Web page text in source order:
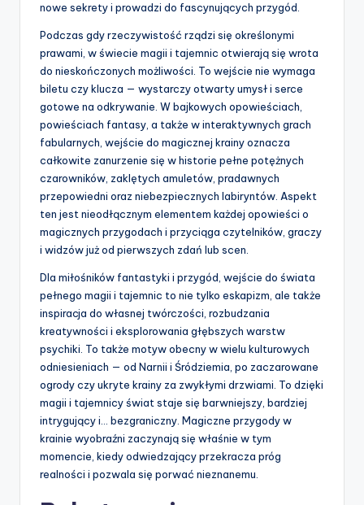
nowe sekrety i prowadzi do fascynujących przygód.
Podczas gdy rzeczywistość rządzi się określonymi
prawami, w świecie magii i tajemnic otwierają się wrota
do nieskończonych możliwości. To wejście nie wymaga
biletu czy klucza — wystarczy otwarty umysł i serce
gotowe na odkrywanie. W bajkowych opowieściach,
powieściach fantasy, a także w interaktywnych grach
fabularnych, wejście do magicznej krainy oznacza
całkowite zanurzenie się w historie pełne potężnych
czarowników, zaklętych amuletów, pradawnych
przepowiedni oraz niebezpiecznych labiryntów. Aspekt
ten jest nieodłącznym elementem każdej opowieści o
magicznych przygodach i przyciąga czytelników, graczy
i widzów już od pierwszych zdań lub scen.
Dla miłośników fantastyki i przygód, wejście do świata
pełnego magii i tajemnic to nie tylko eskapizm, ale także
inspiracja do własnej twórczości, rozbudzania
kreatywności i eksplorowania głębszych warstw
psychiki. To także motyw obecny w wielu kulturowych
odniesieniach — od Narnii i Śródziemia, po zaczarowane
ogrody czy ukryte krainy za zwykłymi drzwiami. To dzięki
magii i tajemnicy świat staje się barwniejszy, bardziej
intrygujący i… bezgraniczny. Magiczne przygody w
krainie wyobraźni zaczynają się właśnie w tym
momencie, kiedy odwiedzający przekracza próg
realności i pozwala się porwać nieznanemu.